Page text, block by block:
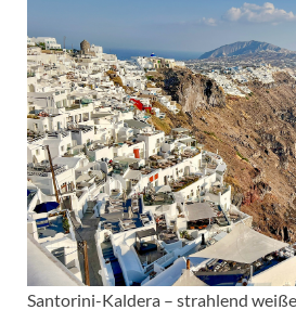
Santorini-Kaldera – strahlend